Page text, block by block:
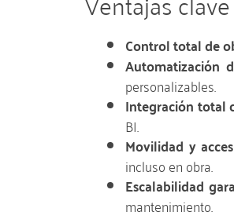
Control total de
Automatización
personalizables.
Integración total
BI.
Movilidad y
incluso en obra.
Escalabilidad
mantenimiento.